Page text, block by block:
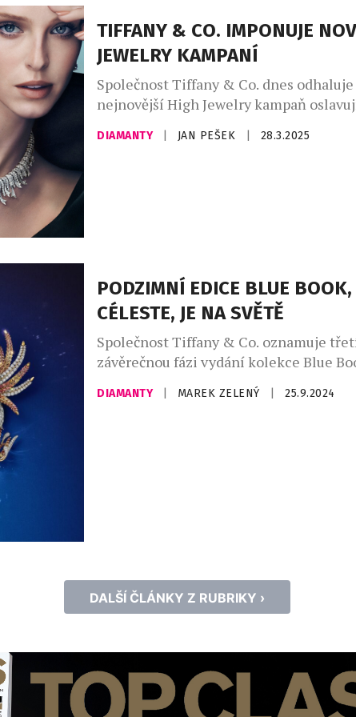
přírodním. Jsou ale skutečně takovou
zákazníka? Splňují vůbec zmíněná
Odpověď […]
TIFFANY & CO. IMPONUJE
JEWELRY KAMPANÍ
Společnost Tiffany & Co. dnes odhaluje
nejnovější High Jewelry kampaň
šperkařské umění, historický odkaz a
řemeslný um legendárního
DIAMANTY JAN PEŠEK 28.3.2025
PODZIMNÍ EDICE BLUE BOOK,
CÉLESTE, JE NA SVĚTĚ
Společnost Tiffany & Co. oznamuje
závěrečnou fázi vydání kolekce Blue
Tiffany Céleste, která přináší nové
kousky vysokého šperkařství. Blue Book
DIAMANTY MAREK ZELENÝ 25.9.2024
DALŠÍ ČLÁNKY Z RUBRIKY ›